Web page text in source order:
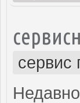
сервис